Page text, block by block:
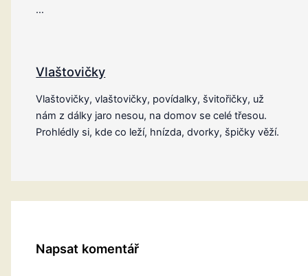
…
Vlaštovičky
Vlaštovičky, vlaštovičky, povídalky, švitořičky, už
nám z dálky jaro nesou, na domov se celé třesou.
Prohlédly si, kde co leží, hnízda, dvorky, špičky věží.
Napsat komentář